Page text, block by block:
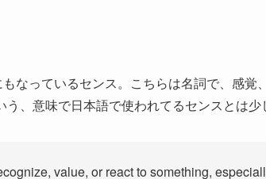
なっているセンス。こちらは名詞で、感覚
、意味で日本語で使われてるセンスとは少
value, or react to something,